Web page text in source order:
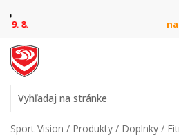
na vybrané
Vyhľadaj na stránke
Sport Vision Produkty Doplnky